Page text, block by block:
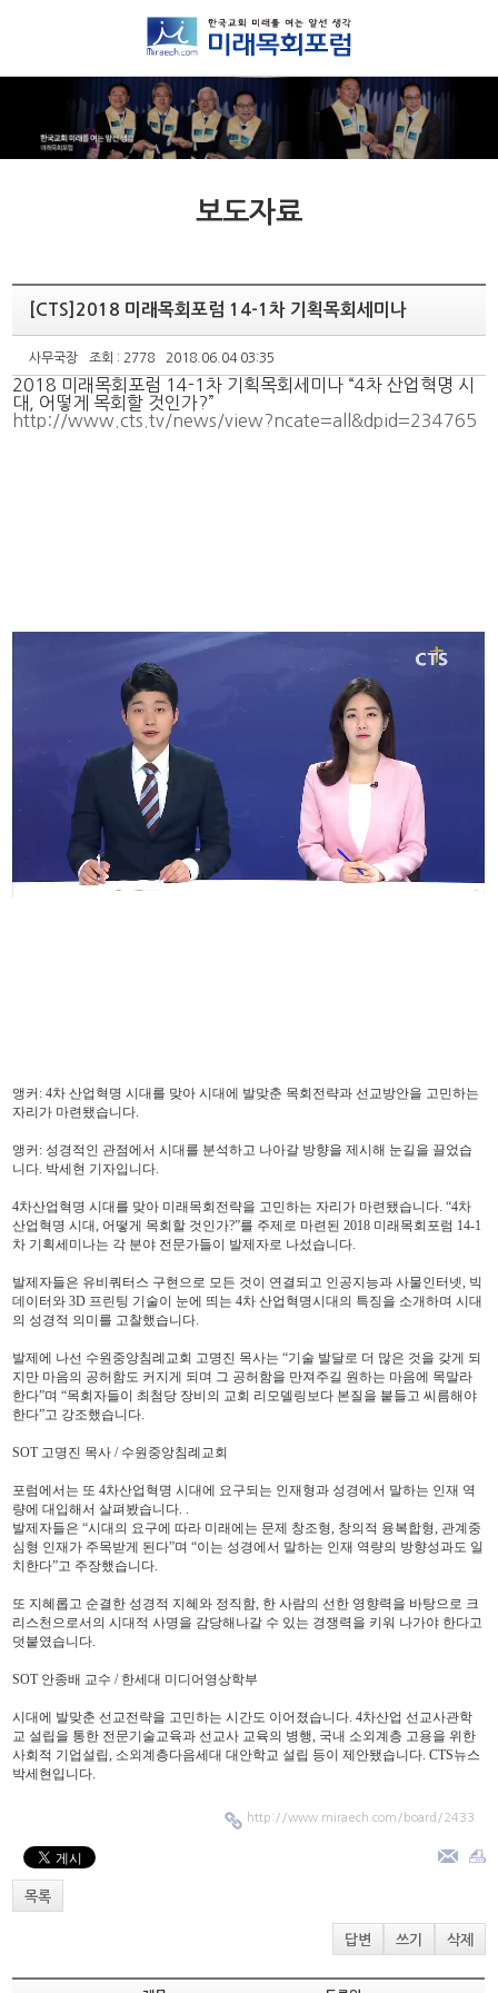
보도자료
[CTS]2018 미래목회포럼 14-1차 기획목회세미나
사무국장 조회 : 2778 2018.06.04 03:35
2018 미래목회포럼 14-1차 기획목회세미나 “4차 산업혁명 시
대, 어떻게 목회할 것인가?”
http://www.cts.tv/news/view?ncate=all&dpid=234765
앵커: 4차 산업혁명 시대를 맞아 시대에 발맞춘 목회전략과 선교방안을 고민하는
자리가 마련됐습니다.
앵커: 성경적인 관점에서 시대를 분석하고 나아갈 방향을 제시해 눈길을 끌었습
니다. 박세현 기자입니다.
4차산업혁명 시대를 맞아 미래목회전략을 고민하는 자리가 마련됐습니다. “4차
산업혁명 시대, 어떻게 목회할 것인가?”를 주제로 마련된 2018 미래목회포럼 14-1
차 기획세미나는 각 분야 전문가들이 발제자로 나섰습니다.
발제자들은 유비쿼터스 구현으로 모든 것이 연결되고 인공지능과 사물인터넷, 빅
데이터와 3D 프린팅 기술이 눈에 띄는 4차 산업혁명시대의 특징을 소개하며 시대
의 성경적 의미를 고찰했습니다.
발제에 나선 수원중앙침례교회 고명진 목사는 “기술 발달로 더 많은 것을 갖게 되
지만 마음의 공허함도 커지게 되며 그 공허함을 만져주길 원하는 마음에 목말라
한다”며 “목회자들이 최첨당 장비의 교회 리모델링보다 본질을 붙들고 씨름해야
한다”고 강조했습니다.
SOT 고명진 목사 / 수원중앙침례교회
포럼에서는 또 4차산업혁명 시대에 요구되는 인재형과 성경에서 말하는 인재 역
량에 대입해서 살펴봤습니다. .
발제자들은 “시대의 요구에 따라 미래에는 문제 창조형, 창의적 융복합형, 관계중
심형 인재가 주목받게 된다”며 “이는 성경에서 말하는 인재 역량의 방향성과도 일
치한다”고 주장했습니다.
또 지혜롭고 순결한 성경적 지혜와 정직함, 한 사람의 선한 영향력을 바탕으로 크
리스천으로서의 시대적 사명을 감당해나갈 수 있는 경쟁력을 키워 나가야 한다고
덧붙였습니다.
SOT 안종배 교수 / 한세대 미디어영상학부
시대에 발맞춘 선교전략을 고민하는 시간도 이어졌습니다. 4차산업 선교사관학
교 설립을 통한 전문기술교육과 선교사 교육의 병행, 국내 소외계층 고용을 위한
사회적 기업설립, 소외계층다음세대 대안학교 설립 등이 제안됐습니다. CTS뉴스
박세현입니다.
http://www.miraech.com/board/2433
목록
답변 쓰기 삭제